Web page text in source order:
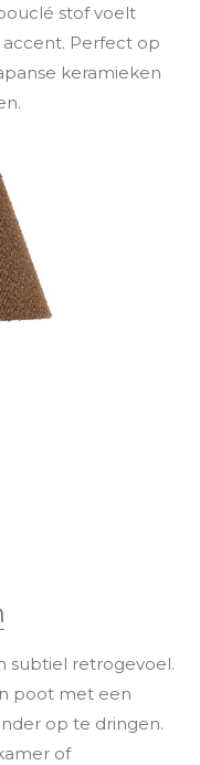
stof voelt
Perfect op
keramieken
subtiel retrogevoel.
poot met een
op te dringen.
of